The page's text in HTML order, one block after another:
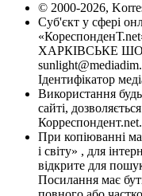
© 2000-2026,
Суб'єкт у сфері
ХАРКІВСЬКЕ
Ідентифікатор
Використання
сайті,
Корреспондент.net.
При копіюванні
і світу» , для
відкрите для
Посилання має